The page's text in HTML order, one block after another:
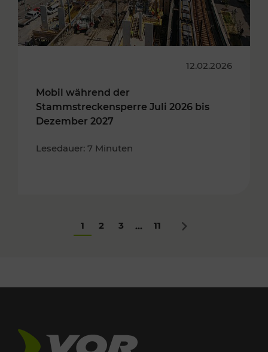
12.02.2026
Mobil während der
Stammstreckensperre Juli 2026 bis
Dezember 2027
Lesedauer: 7 Minuten
1 2 3 ... 11 Nächstes